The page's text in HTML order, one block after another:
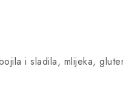
i sladila, mlijeka,